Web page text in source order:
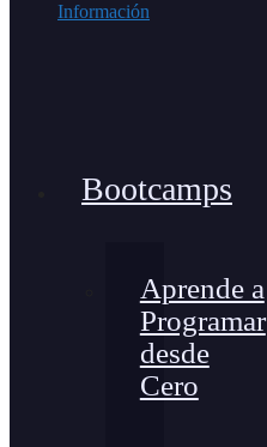
Información
Bootcamps
Aprende a
Programar
desde
Cero